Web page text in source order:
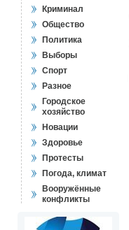
Криминал
Общество
Политика
Выборы
Спорт
Разное
Городское
хозяйство
Новации
Здоровье
Протесты
Погода, климат
Вооружённые
конфликты